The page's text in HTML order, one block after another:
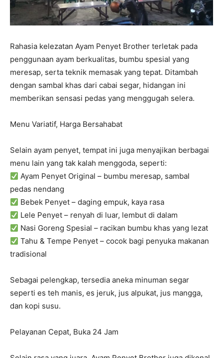
Rahasia kelezatan Ayam Penyet Brother terletak pada
penggunaan ayam berkualitas, bumbu spesial yang
meresap, serta teknik memasak yang tepat. Ditambah
dengan sambal khas dari cabai segar, hidangan ini
memberikan sensasi pedas yang menggugah selera.
Menu Variatif, Harga Bersahabat
Selain ayam penyet, tempat ini juga menyajikan berbagai
menu lain yang tak kalah menggoda, seperti:
Ayam Penyet Original – bumbu meresap, sambal
pedas nendang
Bebek Penyet – daging empuk, kaya rasa
Lele Penyet – renyah di luar, lembut di dalam
Nasi Goreng Spesial – racikan bumbu khas yang lezat
Tahu & Tempe Penyet – cocok bagi penyuka makanan
tradisional
Sebagai pelengkap, tersedia aneka minuman segar
seperti es teh manis, es jeruk, jus alpukat, jus mangga,
dan kopi susu.
Pelayanan Cepat, Buka 24 Jam